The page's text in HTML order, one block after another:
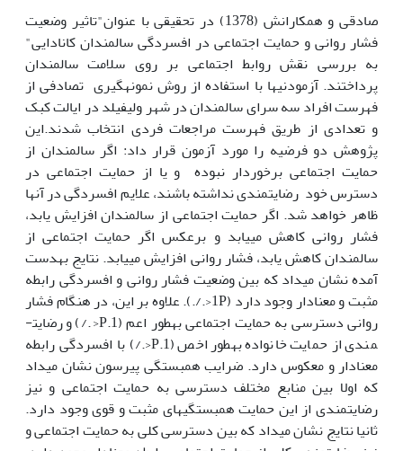
صادقی و همکارانش (1378) در تحقیقی با عنوان"تاثیر وضعیت
فشار روانی و حمایت اجتماعی در افسردگی سالمندان کانادایی"
به بررسی نقش روابط اجتماعی بر روی سلامت سالمندان
پرداختند. آزمودنی­ها با استفاده از روش نمونه­گیری تصادفی از
فهرست افراد سه سرای سالمندان در شهر ولیفیلد در ایالت کبک
و تعدادی از طریق فهرست مراجعات فردی انتخاب شدند.این
پژوهش دو فرضیه را مورد آزمون قرار داد: اگر سالمندان از
حمایت اجتماعی برخوردار نبوده و یا از حمایت اجتماعی در
دسترس خود رضایت­مندی نداشته باشند، علایم افسردگی در آن­ها
ظاهر خواهد شد. اگر حمایت اجتماعی از سالمندان افزایش یابد،
فشار روانی کاهش می­یابد و برعکس اگر حمایت اجتماعی از
سالمندان کاهش یابد، فشار روانی افزایش می­یابد. نتایج به­دست
آمده نشان می­داد که بین وضعیت فشار روانی و افسردگی رابطه
مثبت و معنادار وجود دارد (1P<./.). علاوه بر این، در هنگام فشار
روانی دسترسی به حمایت اجتماعی به­طور اعم (1.P<./) و رضایت­
مندی از حمایت خانواده به­طور اخص (1.P<./) با افسردگی رابطه
معنادار و معکوس دارد. ضرایب همبستگی پیرسون نشان می­داد
که اولا بین منابع مختلف دسترسی به حمایت اجتماعی و نیز
رضایت­مندی از این حمایت همبستگی­های مثبت و قوی وجود دارد.
ثانیا نتایج نشان می­داد که بین دسترسی کلی به حمایت اجتماعی و